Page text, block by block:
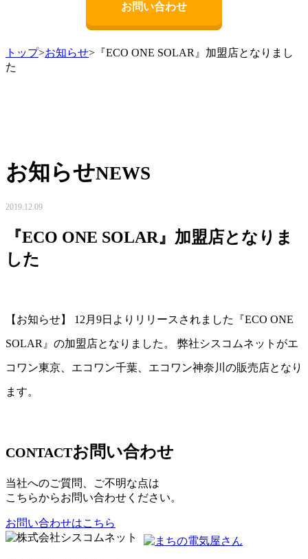
お問い合わせ
トップ>お知らせ>『ECO ONE SOLAR』加盟店となりまし
た
お知らせNEWS
2019.12.09
『ECO ONE SOLAR』加盟店となりま
した
【お知らせ】 12月9日よりリリースされました『ECO ONE
SOLAR』の加盟店となりました。 弊社シスコムネットがエ
コワン東京、エコワン千葉、エコワン神奈川の販売店となり
ます。
CONTACTお問い合わせ
当社へのご質問、ご不明な点は
こちらからお問い合わせください。
お問い合わせはこちら